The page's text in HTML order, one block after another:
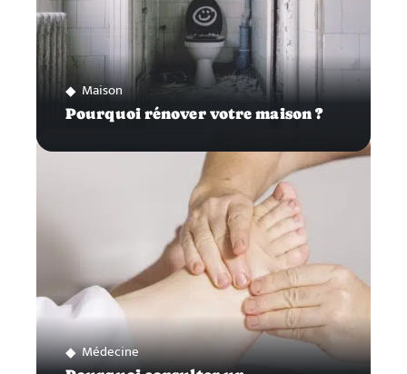
Maison
Pourquoi rénover votre maison ?
Médecine